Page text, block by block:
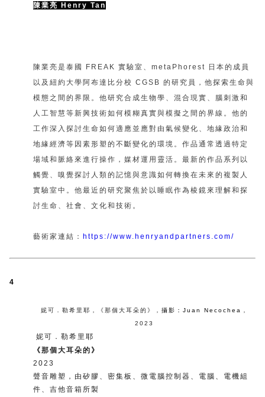
陳業亮 Henry Tan
陳業亮是泰國 FREAK 實驗室、metaPhorest 日本的成員
以及紐約大學阿布達比分校 CGSB 的研究員，他探索生命與
模態之間的界限。他研究合成生物學、混合現實、腦刺激和
人工智慧等新興技術如何模糊真實與模擬之間的界線。他的
工作深入探討生命如何適應並應對由氣候變化、地緣政治和
地緣經濟等因素形塑的不斷變化的環境。作品通常透過特定
場域和脈絡來進行操作，媒材運用靈活。最新的作品系列以
觸覺、嗅覺探討人類的記憶與意識如何轉換在未來的複製人
實驗室中。他最近的研究聚焦於以睡眠作為棱鏡來理解和探
討生命、社會、文化和技術。
藝術家連結： https://www.henryandpartners.com/
4
妮可．勒希里耶 《那個大耳朵的》 攝影：Juan Necochea
2023
妮可．勒希里耶
《那個大耳朵的》
2023
聲音雕塑，由矽膠、密集板、微電腦控制器、電腦、電機組
件、吉他音箱所製